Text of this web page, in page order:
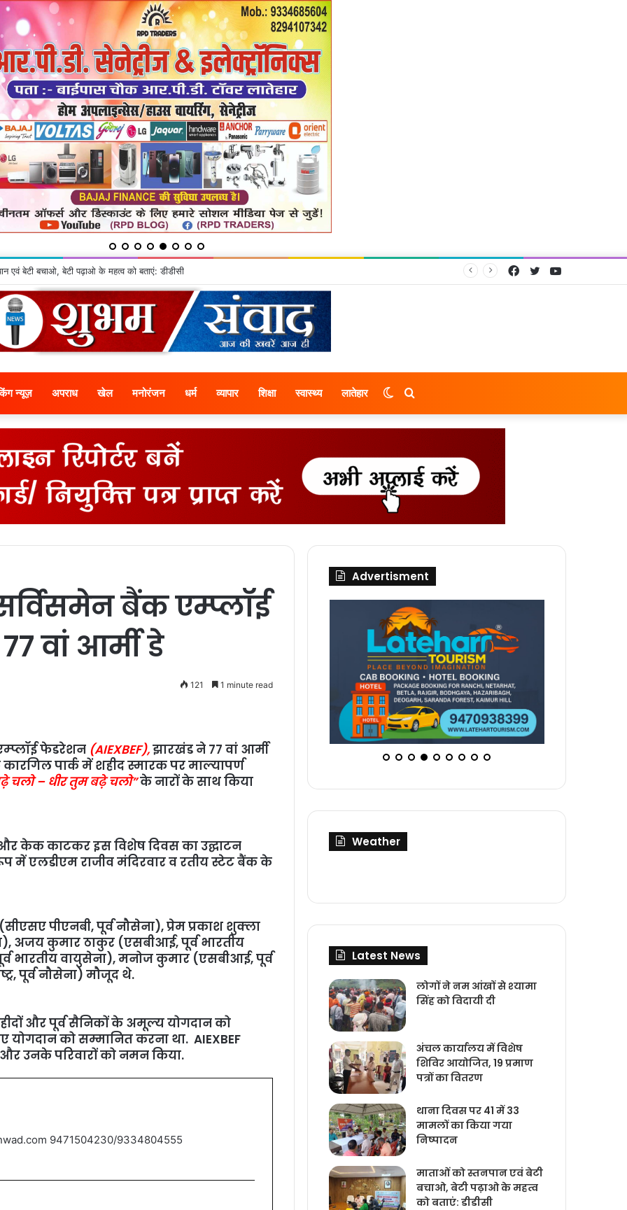
महोत्सव पर होगा जिला स्तरीय कार्यक्रम YouTube
Twitter
Facebook
न्यूज़ अपराध खेल मनोरंजन धर्म व्यापार शिक्षा स्वास्थ्य लातेहार Search
Switch
बैंक एम्प्लॉई
वां आर्मी डे
121 1 minute read
फेडरेशन (AIEXBEF),झारखंड ने 77 वां आर्मी
पार्क में शहीद स्‍मारक पर माल्‍यापर्ण
चलो – धीर तुम बढ़े चलो”के नारों के साथ किया
और केक काटकर इस विशेष दिवस का उद्घाटन
में एलडीएम राजीव मंदिरवार व रतीय स्‍टेट बैंक के
पीएनबी, पूर्व नौसेना), प्रेम प्रकाश शुक्ला
अजय कुमार ठाकुर (एसबीआई, पूर्व भारतीय
भारतीय वायुसेना), मनोज कुमार (एसबीआई, पूर्व
पूर्व नौसेना) मौजूद थे.
और पूर्व सैनिकों के अमूल्य योगदान को
को सम्मानित करना था. AIEXBEF
उनके परिवारों को नमन किया.
9471504230/9334804555
Advertisment
Weather
Latest News
लोगों ने नम आंखों से श्‍यामा
सिंह को विदायी दी
अंचल कार्यालय में विशेष
शिविर आयोजित, 19 प्रमाण
पत्रों का वितरण
थाना दिवस पर 41 में 33
मामलों का किया गया
निष्‍पादन
माताओं को स्तनपान एवं बेटी
बचाओ, बेटी पढ़ाओ के महत्व
को बताएं: डीडीसी